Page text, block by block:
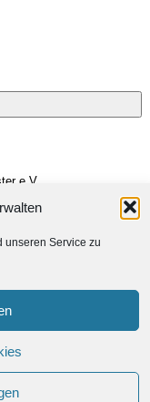
unseren Service zu
e.V.